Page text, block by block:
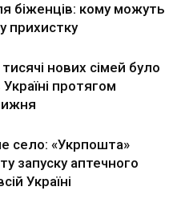
біженців: кому можуть
прихистку
нових сімей було
протягом
село: «Укрпошта»
запуску аптечного
Україні